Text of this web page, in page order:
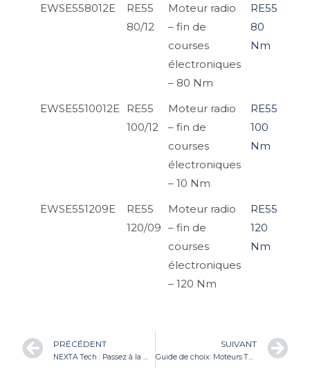
EWSE558012E
RE55
80/12
Moteur radio
– fin de
courses
électroniques
– 80 Nm
RE55
80
Nm
EWSE5510012E
RE55
100/12
Moteur radio
– fin de
courses
électroniques
– 10 Nm
RE55
100
Nm
EWSE551209E
RE55
120/09
Moteur radio
– fin de
courses
électroniques
– 120 Nm
RE55
120
Nm
PRÉCÉDENT SUIVANT
Guide de choix: Moteurs Tubulaires Somfy